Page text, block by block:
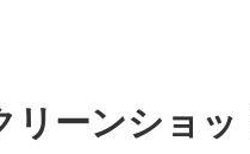
リーンショ